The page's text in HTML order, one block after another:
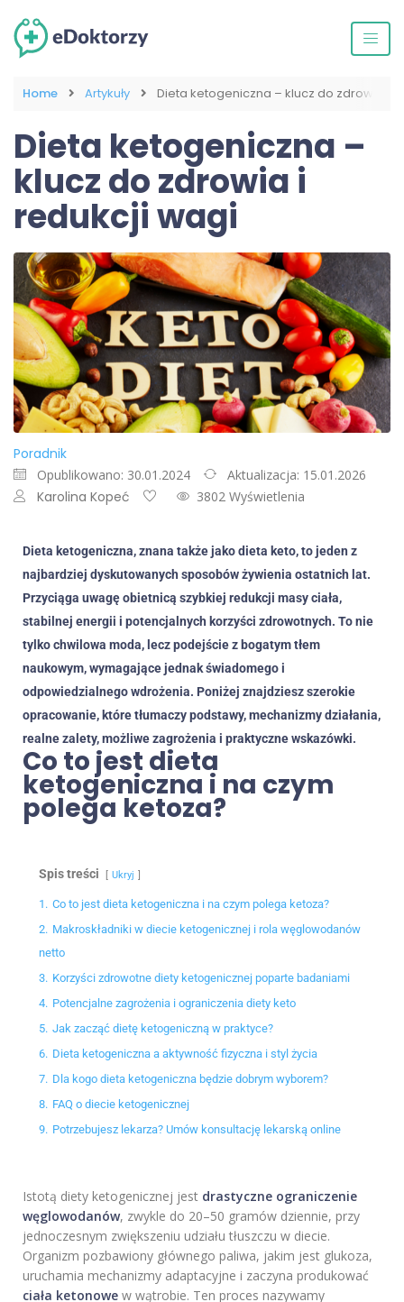
Home Artykuły Dieta ketogeniczna – klucz do zdrowia i
Dieta ketogeniczna –
klucz do zdrowia i
redukcji wagi
Poradnik
Opublikowano: 30.01.2024 Aktualizacja: 15.01.2026
Karolina Kopeć 3802 Wyświetlenia
Dieta ketogeniczna, znana także jako dieta keto, to jeden z
najbardziej dyskutowanych sposobów żywienia ostatnich lat.
Przyciąga uwagę obietnicą szybkiej redukcji masy ciała,
stabilnej energii i potencjalnych korzyści zdrowotnych. To nie
tylko chwilowa moda, lecz podejście z bogatym tłem
naukowym, wymagające jednak świadomego i
odpowiedzialnego wdrożenia. Poniżej znajdziesz szerokie
opracowanie, które tłumaczy podstawy, mechanizmy działania,
realne zalety, możliwe zagrożenia i praktyczne wskazówki.
Co to jest dieta
ketogeniczna i na czym
polega ketoza?
Spis treści Ukryj
1. Co to jest dieta ketogeniczna i na czym polega ketoza?
2. Makroskładniki w diecie ketogenicznej i rola węglowodanów
netto
3. Korzyści zdrowotne diety ketogenicznej poparte badaniami
4. Potencjalne zagrożenia i ograniczenia diety keto
5. Jak zacząć dietę ketogeniczną w praktyce?
6. Dieta ketogeniczna a aktywność fizyczna i styl życia
7. Dla kogo dieta ketogeniczna będzie dobrym wyborem?
8. FAQ o diecie ketogenicznej
9. Potrzebujesz lekarza? Umów konsultację lekarską online
Istotą diety ketogenicznej jest drastyczne ograniczenie
węglowodanów, zwykle do 20–50 gramów dziennie, przy
jednoczesnym zwiększeniu udziału tłuszczu w diecie.
Organizm pozbawiony głównego paliwa, jakim jest glukoza,
uruchamia mechanizmy adaptacyjne i zaczyna produkować
ciała ketonowe w wątrobie. Ten proces nazywamy